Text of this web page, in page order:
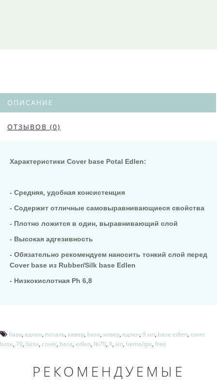
ОПИСАНИЕ
ОТЗЫВОВ (0)
Характеристики Cover base Potal Edlen:
- Средняя, ​​удобная консистенция
- Содержит отличные самовыравнивающиеся свойства
- Плотно ложится в один, выравнивающий слой
- Высокая адгезивность
- Обязательно рекомендуем наносить тонкий слой перед
Cover base из Rubber/Silk base Edlen
- Низкокислотная Ph 6,8
база, едлен, поталь, кавер, base, ковер, едлєн, 9 мл, base edlen, cover
base, 70, база, cover, base, edlen, №70, 9, мл, hema/tpo, free
РЕКОМЕНДУЕМЫЕ